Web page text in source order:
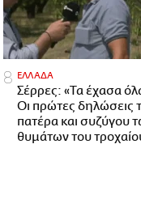
ΕΛΛΑΔΑ
Σέρρες: «Τα έχασα
Οι πρώτες δηλώσεις
πατέρα και συζύγου
θυμάτων του